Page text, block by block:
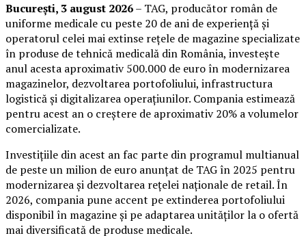
București, 3 august 2026– TAG, producător român de
uniforme medicale cu peste 20 de ani de experiență și
operatorul celei mai extinse rețele de magazine specializate
în produse de tehnică medicală din România, investește
anul acesta aproximativ 500.000 de euro în modernizarea
magazinelor, dezvoltarea portofoliului, infrastructura
logistică și digitalizarea operațiunilor. Compania estimează
pentru acest an o creștere de aproximativ 20% a volumelor
comercializate.
Investițiile din acest an fac parte din programul multianual
de peste un milion de euro anunțat de TAG în 2025 pentru
modernizarea și dezvoltarea rețelei naționale de retail. În
2026, compania pune accent pe extinderea portofoliului
disponibil în magazine și pe adaptarea unităților la o ofertă
mai diversificată de produse medicale.